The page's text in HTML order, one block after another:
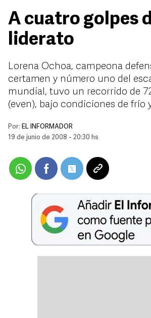
A cuatro golpes
liderato
Lorena Ochoa, campeona
certamen y número uno del
mundial, tuvo un recorrido de
(even), bajo condiciones de frío
Por: EL INFORMADOR
19 de junio de 2008 - 20:30 hs